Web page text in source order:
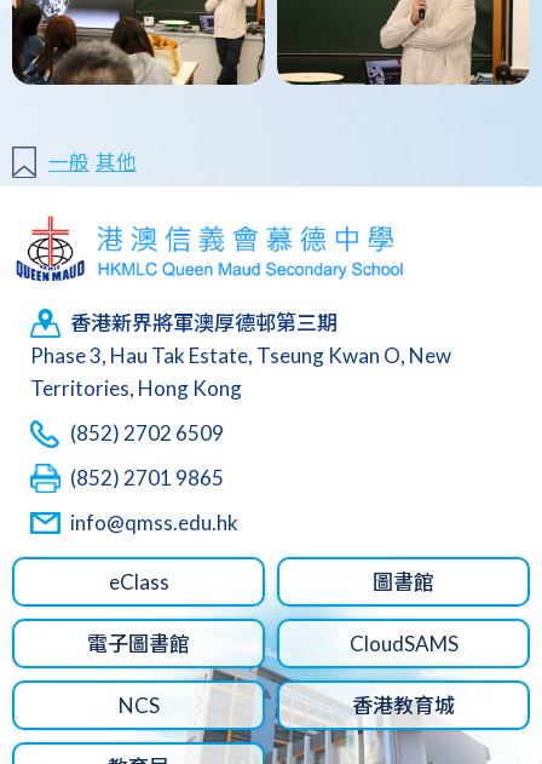
一般 其他
香港新界將軍澳厚德邨第三期
Phase 3, Hau Tak Estate, Tseung Kwan O, New
Territories, Hong Kong
(852) 2702 6509
(852) 2701 9865
info@qmss.edu.hk
eClass 圖書館
電子圖書館 CloudSAMS
NCS 香港教育城